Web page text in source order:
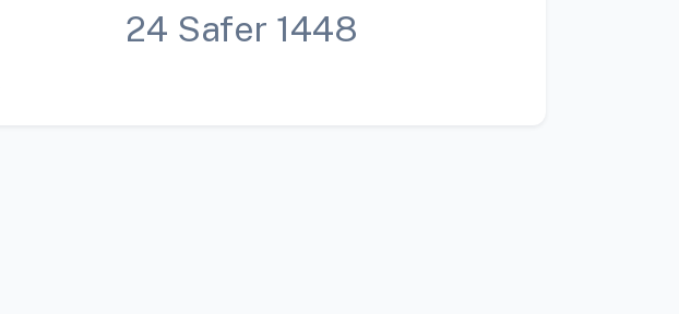
24 Safer 1448